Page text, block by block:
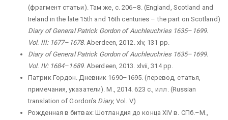
(фрагмент статьи). Там же, с. 206–8. (England, Scotland and
Ireland in the late 15th and 16th centuries – the part on Scotland)
Diary of General Patrick Gordon of Auchleuchries1635–1699.
Vol. III: 1677– 1678. Aberdeen, 2012. xlv, 131 pp.
Diary of General Patrick Gordon of Auchleuchries1635–1699.
Vol. IV: 1684– 1689. Aberdeen, 2013. xlvii, 314 pp.
Патрик Гордон. Дневник 1690–1695. (перевод, статья,
примечания, указатели). М., 2014. 623 с., илл. (Russian
translation of Gordon’s Diary, Vol. V)
Рожденная в битвах: Шотландия до конца XIV в. СПб.–М.,